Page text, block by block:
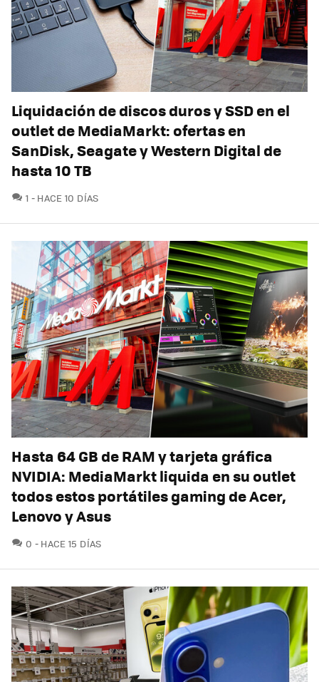
Liquidación de discos duros y SSD en el
outlet de MediaMarkt: ofertas en
SanDisk, Seagate y Western Digital de
hasta 10 TB
1 COMENTARIOS
HACE 10 DÍAS
Hasta 64 GB de RAM y tarjeta gráfica
NVIDIA: MediaMarkt liquida en su outlet
todos estos portátiles gaming de Acer,
Lenovo y Asus
0 COMENTARIOS
HACE 15 DÍAS